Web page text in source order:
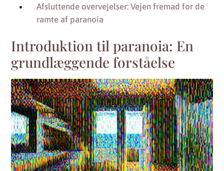
Afsluttende overvejelser: Vejen fremad for de
ramte af paranoia
Introduktion til paranoia: En
grundlæggende forståelse